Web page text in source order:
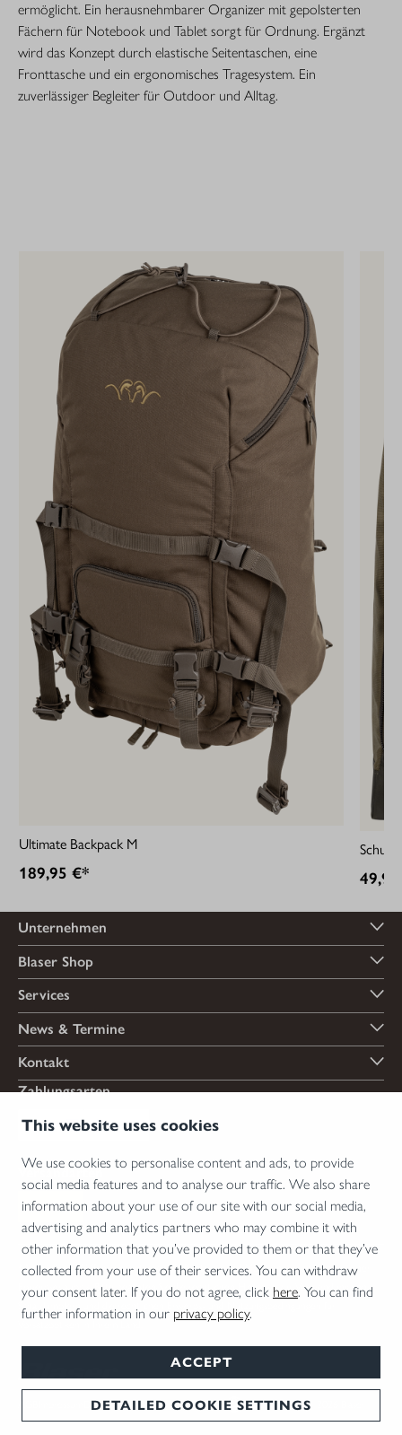
This website uses cookies
We use cookies to personalise content and ads, to provide
social media features and to analyse our traffic. We also share
information about your use of our site with our social media,
advertising and analytics partners who may combine it with
other information that you’ve provided to them or that they’ve
collected from your use of their services. You can withdraw
your consent later. If you do not agree, click here. You can find
further information in our privacy policy.
ACCEPT
DETAILED COOKIE SETTINGS
ermöglicht. Ein herausnehmbarer Organizer mit gepolsterten
Fächern für Notebook und Tablet sorgt für Ordnung. Ergänzt
wird das Konzept durch elastische Seitentaschen, eine
Fronttasche und ein ergonomisches Tragesystem. Ein
zuverlässiger Begleiter für Outdoor und Alltag.
Ultimate Backpack M
189,95 €*
Unternehmen
Blaser Shop
Services
News & Termine
Kontakt
Zahlungsarten
Versandarten
*Abgabe von Waffen, wesentlichen Waffenteilen und Munition nur an Inhaber einer
Erwerbserlaubnis. Bitte beachten Sie die rechtlichen Hinweise zur Verwendung von
Datenschutz Cookie Einstellungen Deutsch © 2026 Blaser